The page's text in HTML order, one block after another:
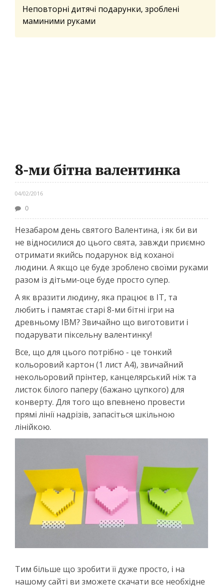
Неповторні дитячі подарунки, зроблені
маминими руками
8-ми бітна валентинка
04/02/2016
0
Незабаром день святого Валентина, і як би ви
не відносилися до цього свята, завжди приємно
отримати якийсь подарунок від коханої
людини. А якщо це буде зроблено своїми руками
разом із дітьми-оце буде просто супер.
А як вразити людину, яка працює в IT, та
любить і памятає старі 8-ми бітні ігри на
древньому IBM? Звичайно що виготовити і
подарувати піксельну валентинку!
Все, що для цього потрібно - це тонкий
кольоровий картон (1 лист А4), звичайний
некольоровий прінтер, канцелярський ніж та
листок білого паперу (бажано цупкого) для
конверту. Для того що впевнено провести
прямі лінії надрізів, запасіться шкільною
лінійкою.
Тим більше що зробити її дуже просто, і на
нашому сайті ви зможете скачати все необхідне